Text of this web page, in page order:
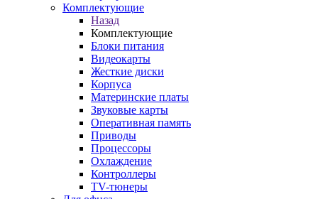
Комплектующие
Назад
Комплектующие
Блоки питания
Видеокарты
Жесткие диски
Корпуса
Материнские платы
Звуковые карты
Оперативная память
Приводы
Процессоры
Охлаждение
Контроллеры
TV-тюнеры